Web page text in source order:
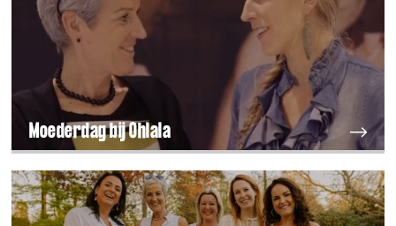
Moederdag bij Ohlala